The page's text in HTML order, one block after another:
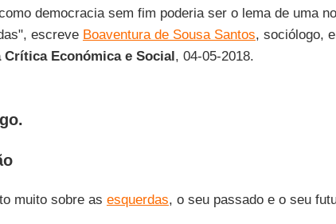
democracia sem fim poderia ser o lema de uma
escreve Boaventura de Sousa Santos, sociólogo,
Crítica Económica e Social, 04-05-2018.
muito sobre as esquerdas, o seu passado e o seu